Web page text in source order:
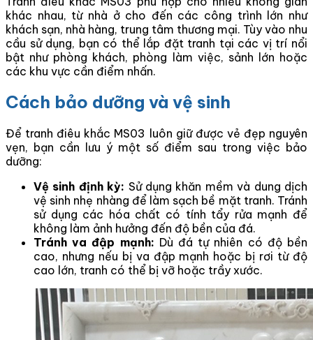
khác nhau, từ nhà ở cho đến các công trình lớn như
khách sạn, nhà hàng, trung tâm thương mại. Tùy vào nhu
cầu sử dụng, bạn có thể lắp đặt tranh tại các vị trí nổi
bật như phòng khách, phòng làm việc, sảnh lớn hoặc
các khu vực cần điểm nhấn.
Cách bảo dưỡng và vệ sinh
Để tranh điêu khắc MS03 luôn giữ được vẻ đẹp nguyên
vẹn, bạn cần lưu ý một số điểm sau trong việc bảo
dưỡng:
Vệ sinh định kỳ: Sử dụng khăn mềm và dung dịch
vệ sinh nhẹ nhàng để làm sạch bề mặt tranh. Tránh
sử dụng các hóa chất có tính tẩy rửa mạnh để
không làm ảnh hưởng đến độ bền của đá.
Tránh va đập mạnh: Dù đá tự nhiên có độ bền
cao, nhưng nếu bị va đập mạnh hoặc bị rơi từ độ
cao lớn, tranh có thể bị vỡ hoặc trầy xước.